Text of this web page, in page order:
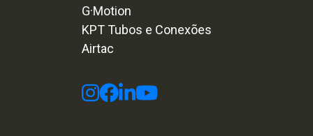
G·Motion
KPT Tubos e Conexões
Airtac